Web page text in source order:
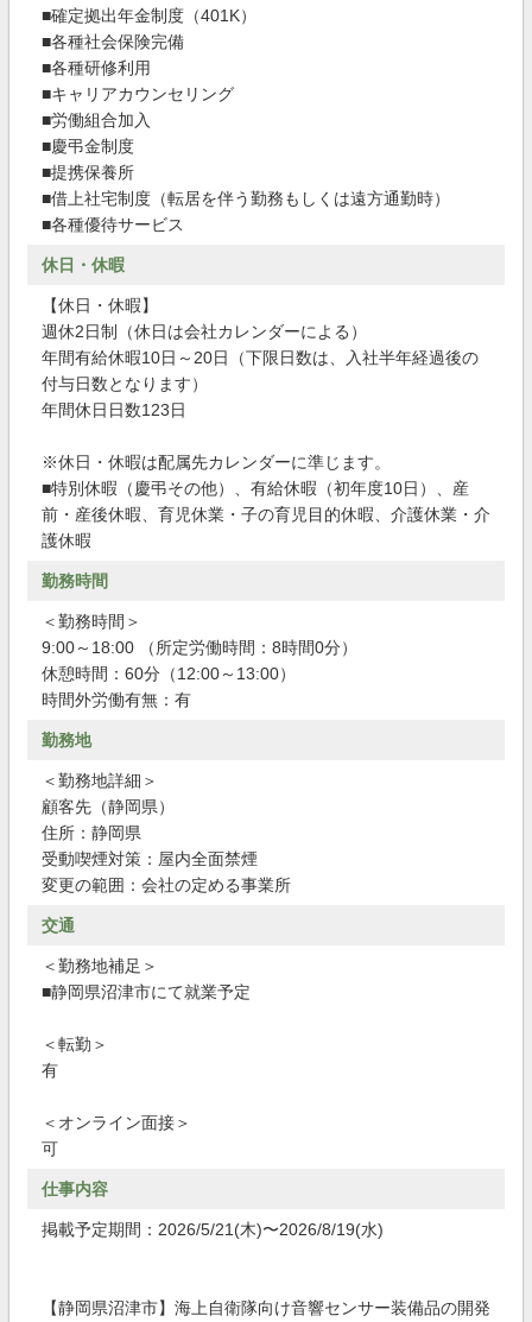
■確定拠出年金制度（401K）
■各種社会保険完備
■各種研修利用
■キャリアカウンセリング
■労働組合加入
■慶弔金制度
■提携保養所
■借上社宅制度（転居を伴う勤務もしくは遠方通勤時）
■各種優待サービス
休日・休暇
【休日・休暇】
週休2日制（休日は会社カレンダーによる）
年間有給休暇10日～20日（下限日数は、入社半年経過後の
付与日数となります）
年間休日日数123日
※休日・休暇は配属先カレンダーに準じます。
■特別休暇（慶弔その他）、有給休暇（初年度10日）、産
前・産後休暇、育児休業・子の育児目的休暇、介護休業・介
護休暇
勤務時間
＜勤務時間＞
9:00～18:00 （所定労働時間：8時間0分）
休憩時間：60分（12:00～13:00）
時間外労働有無：有
勤務地
＜勤務地詳細＞
顧客先（静岡県）
住所：静岡県
受動喫煙対策：屋内全面禁煙
変更の範囲：会社の定める事業所
交通
＜勤務地補足＞
■静岡県沼津市にて就業予定
＜転勤＞
有
＜オンライン面接＞
可
仕事内容
掲載予定期間：2026/5/21(木)〜2026/8/19(水)
【静岡県沼津市】海上自衛隊向け音響センサー装備品の開発